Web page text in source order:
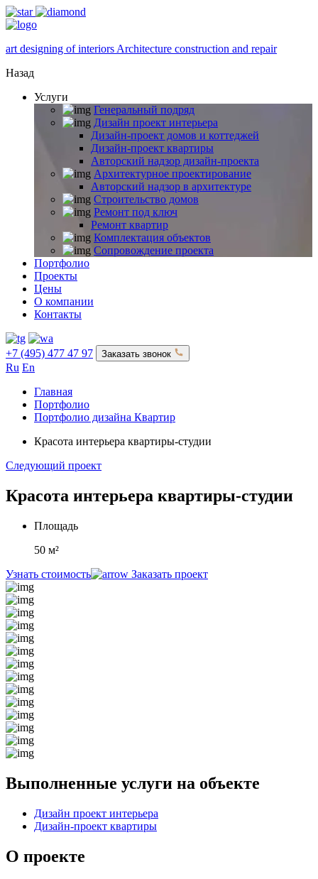
art designing of interiors Architecture construction and repair
Назад
Услуги
Генеральный подряд
Дизайн проект интерьера
Дизайн-проект домов и коттеджей
Дизайн-проект квартиры
Авторский надзор дизайн-проекта
Архитектурное проектирование
Авторский надзор в архитектуре
Строительство домов
Ремонт под ключ
Ремонт квартир
Комплектация объектов
Сопровождение проекта
Портфолио
Проекты
Цены
О компании
Контакты
+7 (495) 477 47 97 Заказать звонок
Ru En
Главная
Портфолио
Портфолио дизайна Квартир
Красота интерьера квартиры-студии
Следующий проект
Красота интерьера квартиры-студии
Площадь
50 м²
Узнать стоимость
Заказать проект
Выполненные услуги на объекте
Дизайн проект интерьера
Дизайн-проект квартиры
О проекте